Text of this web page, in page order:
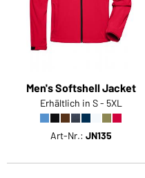
Men's Softshell Jacket
Erhältlich in S - 5XL
Art-Nr.: JN135